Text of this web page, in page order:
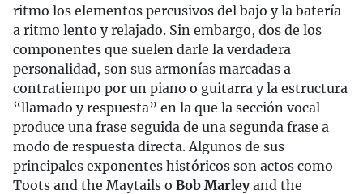
ritmo los elementos percusivos del bajo y la batería
a ritmo lento y relajado. Sin embargo, dos de los
componentes que suelen darle la verdadera
personalidad, son sus armonías marcadas a
contratiempo por un piano o guitarra y la estructura
“llamado y respuesta” en la que la sección vocal
produce una frase seguida de una segunda frase a
modo de respuesta directa. Algunos de sus
principales exponentes históricos son actos como
Toots and the Maytails o Bob Marleyand the